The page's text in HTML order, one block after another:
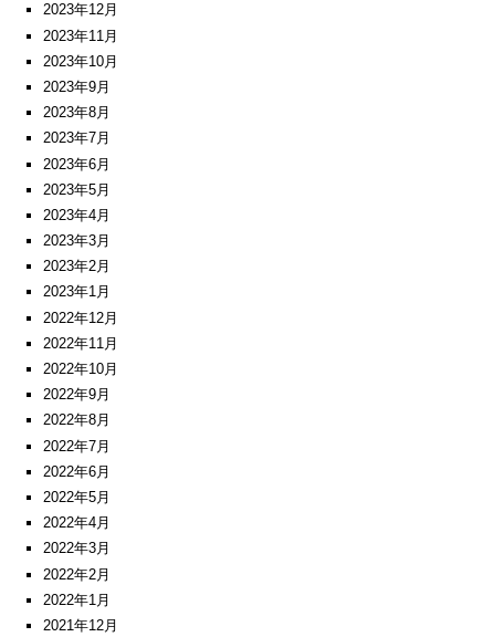
2023年12月
2023年11月
2023年10月
2023年9月
2023年8月
2023年7月
2023年6月
2023年5月
2023年4月
2023年3月
2023年2月
2023年1月
2022年12月
2022年11月
2022年10月
2022年9月
2022年8月
2022年7月
2022年6月
2022年5月
2022年4月
2022年3月
2022年2月
2022年1月
2021年12月